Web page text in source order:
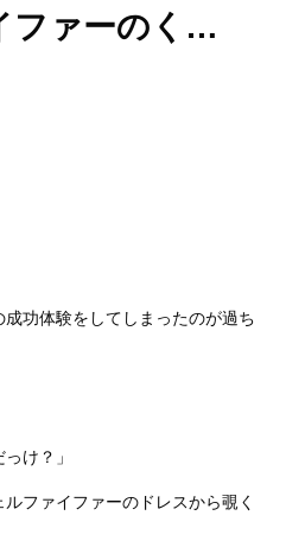
ファーのく…
功体験をしてしまったのが過ち
け？」
ファイファーのドレスから覗く